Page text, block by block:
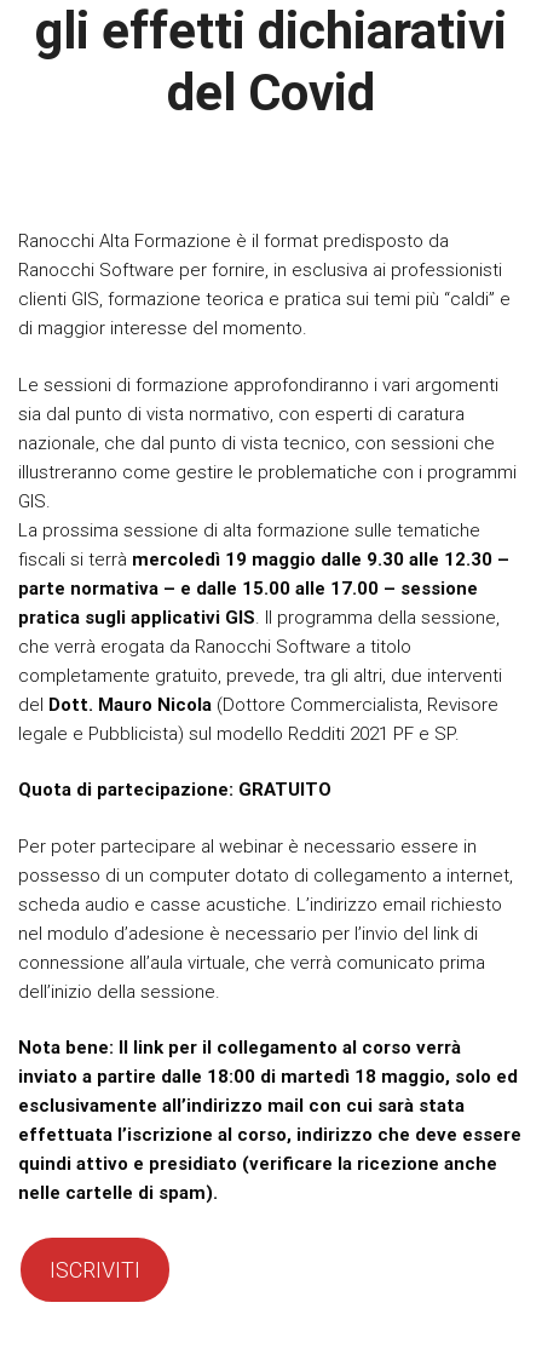
gli effetti dichiarativi
del Covid
Ranocchi Alta Formazione è il format predisposto da
Ranocchi Software per fornire, in esclusiva ai professionisti
clienti GIS, formazione teorica e pratica sui temi più “caldi” e
di maggior interesse del momento.
Le sessioni di formazione approfondiranno i vari argomenti
sia dal punto di vista normativo, con esperti di caratura
nazionale, che dal punto di vista tecnico, con sessioni che
illustreranno come gestire le problematiche con i programmi
GIS.
La prossima sessione di alta formazione sulle tematiche
fiscali si terrà mercoledì 19 maggio dalle 9.30 alle 12.30 –
parte normativa – e dalle 15.00 alle 17.00 – sessione
pratica sugli applicativi GIS . Il programma della sessione,
che verrà erogata da Ranocchi Software a titolo
completamente gratuito, prevede, tra gli altri, due interventi
del Dott. Mauro Nicola (Dottore Commercialista, Revisore
legale e Pubblicista) sul modello Redditi 2021 PF e SP.
Quota di partecipazione: GRATUITO
Per poter partecipare al webinar è necessario essere in
possesso di un computer dotato di collegamento a internet,
scheda audio e casse acustiche. L’indirizzo email richiesto
nel modulo d’adesione è necessario per l’invio del link di
connessione all’aula virtuale, che verrà comunicato prima
dell’inizio della sessione.
Nota bene: Il link per il collegamento al corso verrà
inviato a partire dalle 18:00 di martedì 18 maggio, solo ed
esclusivamente all’indirizzo mail con cui sarà stata
effettuata l’iscrizione al corso, indirizzo che deve essere
quindi attivo e presidiato (verificare la ricezione anche
nelle cartelle di spam).
ISCRIVITI